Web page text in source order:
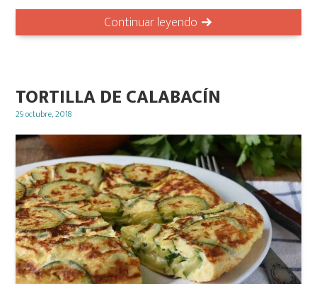
Continuar leyendo
TORTILLA DE CALABACÍN
Posted
29 octubre, 2018